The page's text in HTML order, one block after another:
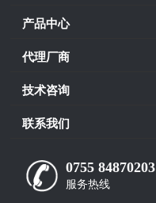
产品中心
代理厂商
技术咨询
联系我们
0755 84870203
服务热线